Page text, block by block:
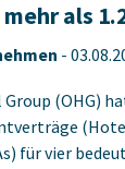
als
-
Group (OHG)
für vier